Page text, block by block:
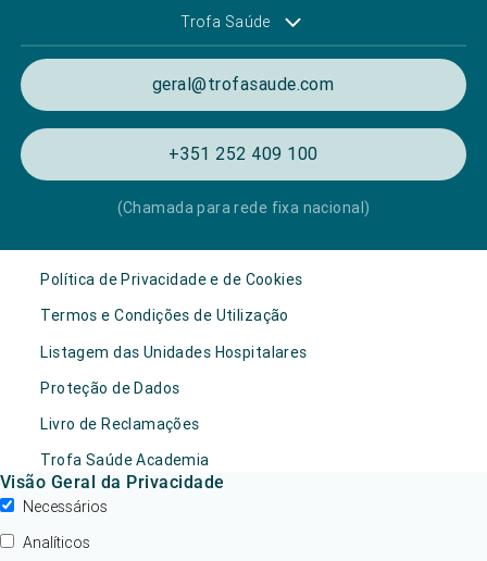
Trofa Saúde
geral@trofasaude.com
+351 252 409 100
(Chamada para rede fixa nacional)
Política de Privacidade e de Cookies
Termos e Condições de Utilização
Listagem das Unidades Hospitalares
Proteção de Dados
Livro de Reclamações
Trofa Saúde Academia
Visão Geral da Privacidade
Necessários
Analíticos